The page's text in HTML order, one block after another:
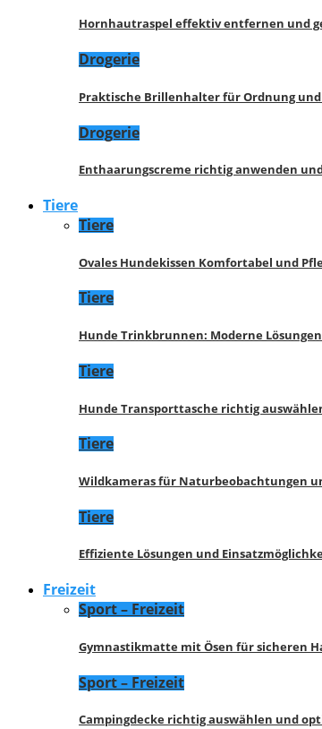
Hornhautraspel effektiv entfernen und
Drogerie
Praktische Brillenhalter für Ordnung
Drogerie
Enthaarungscreme richtig anwenden
Tiere
Tiere
Ovales Hundekissen Komfortabel und
Tiere
Hunde Trinkbrunnen: Moderne
Tiere
Hunde Transporttasche richtig
Tiere
Wildkameras für Naturbeobachtungen
Tiere
Effiziente Lösungen und
Freizeit
Sport – Freizeit
Gymnastikmatte mit Ösen für sicheren
Sport – Freizeit
Campingdecke richtig auswählen und